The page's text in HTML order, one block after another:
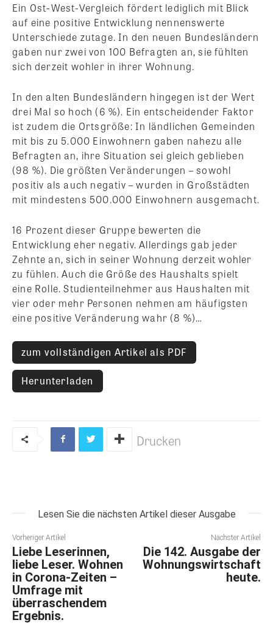
Ein Ost-West-Vergleich fördert lediglich mit Blick
auf eine positive Entwicklung nennenswerte
Unterschiede zutage. In den neuen Bundesländern
gaben nur zwei von 100 Befragten an, sie fühlten
sich derzeit wohler in ihrer Wohnung.
In den alten Bundesländern hingegen ist der Wert
drei Mal so hoch (6 %). Ein entscheidender Faktor
ist zudem die Ortsgröße: In ländlichen Gemeinden
mit bis zu 5.000 Einwohnern gaben nahezu alle
Befragten an, ihre Situation sei gleich geblieben
(98 %). Die größten Veränderungen – sowohl
positiv als auch negativ – wurden in Großstädten
mit mindestens 500.000 Einwohnern ausgemacht.
16 Prozent dieser Gruppe bewerten die
Entwicklung eher negativ. Allerdings gab jeder
Zehnte an, sich in seiner Wohnung derzeit wohler
zu fühlen. Auch die Größe des Haushalts spielt
eine Rolle. Studienteilnehmer aus Haushalten mit
vier oder mehr Personen nehmen am häufigsten
eine positive Veränderung wahr (8 %)…
zum vollständigen Artikel als PDF
Herunterladen
Drucken
Lesen Sie die nächsten Artikel dieser Ausgabe
Vorheriger Artikel
Liebe Leserinnen,
liebe Leser. Wohnen
in Corona-Zeiten –
Umfrage mit
überraschendem
Ergebnis.
Nächster Artikel
Die 142. Ausgabe der
Wohnungswirtschaft
heute.